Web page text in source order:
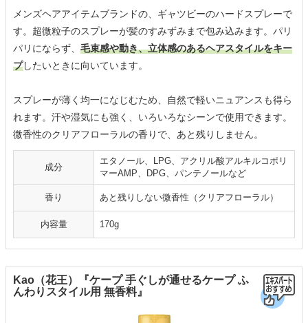
メンズヘアアイテムブランドの、ギャツビーのハードスプレーで
す。超微粒子のスプレーが髪のすみずみまで包み込みます。パリ
パリにならず、 毛束感や動き、立体感のあるヘアスタイルをキー
プしたいときに向いています。
スプレーが薄く均一になじむため、自然で軽いニュアンスも得ら
れます。汗や湿気にも強く、いろいろなシーンで使用できます。
微香性のクリアフローラルの香りで、あと残りしません。
成分
エタノール、LPG、アクリル酸アルキルコポリ
マーAMP、DPG、パンテノールなど
香り あと残りしない微香性（クリアフローラル）
内容量 170g
Kao（花王）『ケープ 手ぐしが通せるケープ ふ
んわりスタイル用 無香料』